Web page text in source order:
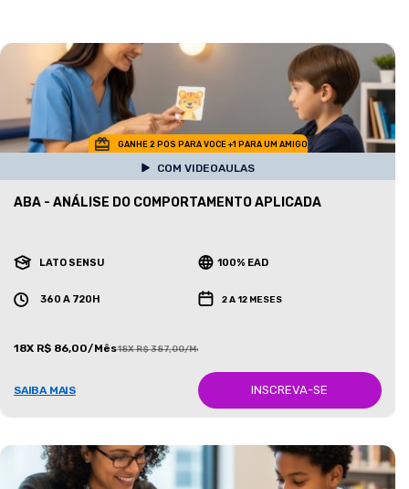
GANHE 2 POS PARA VOCE +1 PARA UM AMIGO
COM VIDEOAULAS
ABA - ANÁLISE DO COMPORTAMENTO APLICADA
LATO SENSU 100% EAD
360 A 720H 2 A 12 MESES
18X R$ 86,00/Mês18X R$ 387,00/Mês
SAIBA MAIS INSCREVA-SE